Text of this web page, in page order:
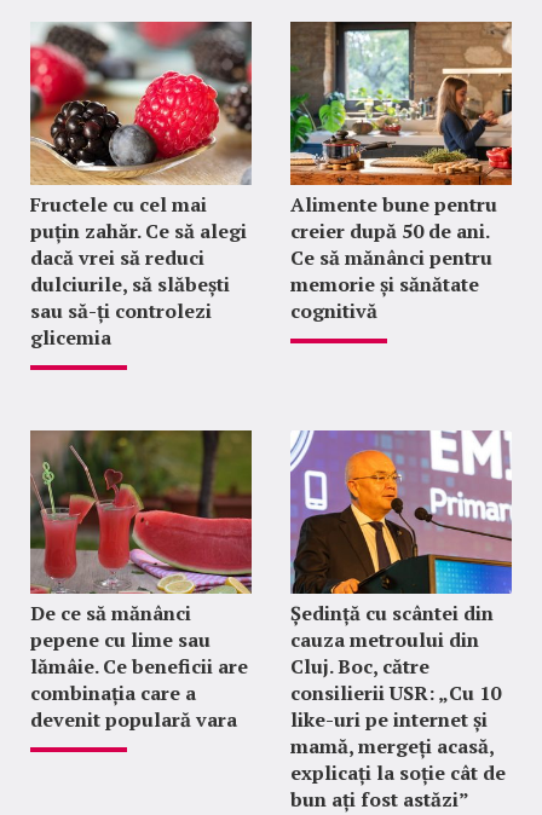
Fructele cu cel mai
puțin zahăr. Ce să alegi
dacă vrei să reduci
dulciurile, să slăbești
sau să-ți controlezi
glicemia
Alimente bune pentru
creier după 50 de ani.
Ce să mănânci pentru
memorie și sănătate
cognitivă
De ce să mănânci
pepene cu lime sau
lămâie. Ce beneficii are
combinația care a
devenit populară vara
Ședință cu scântei din
cauza metroului din
Cluj. Boc, către
consilierii USR: „Cu 10
like-uri pe internet și
mamă, mergeți acasă,
explicați la soție cât de
bun ați fost astăzi”